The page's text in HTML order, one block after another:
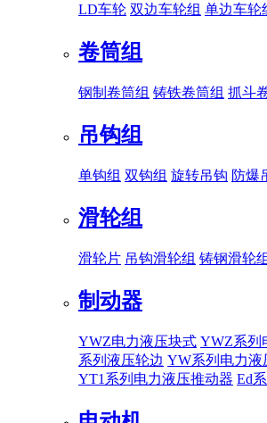
LD车轮 双边车轮组 单边车轮
卷筒组
钢制卷筒组 铸铁卷筒组 抓斗
吊钩组
单钩组 双钩组 旋转吊钩 防爆
滑轮组
滑轮片 吊钩滑轮组 铸钢滑轮组
制动器
YWZ电力液压块式 YWZ系列
系列液压轮边 YW系列电力液
YT1系列电力液压推动器 Ed